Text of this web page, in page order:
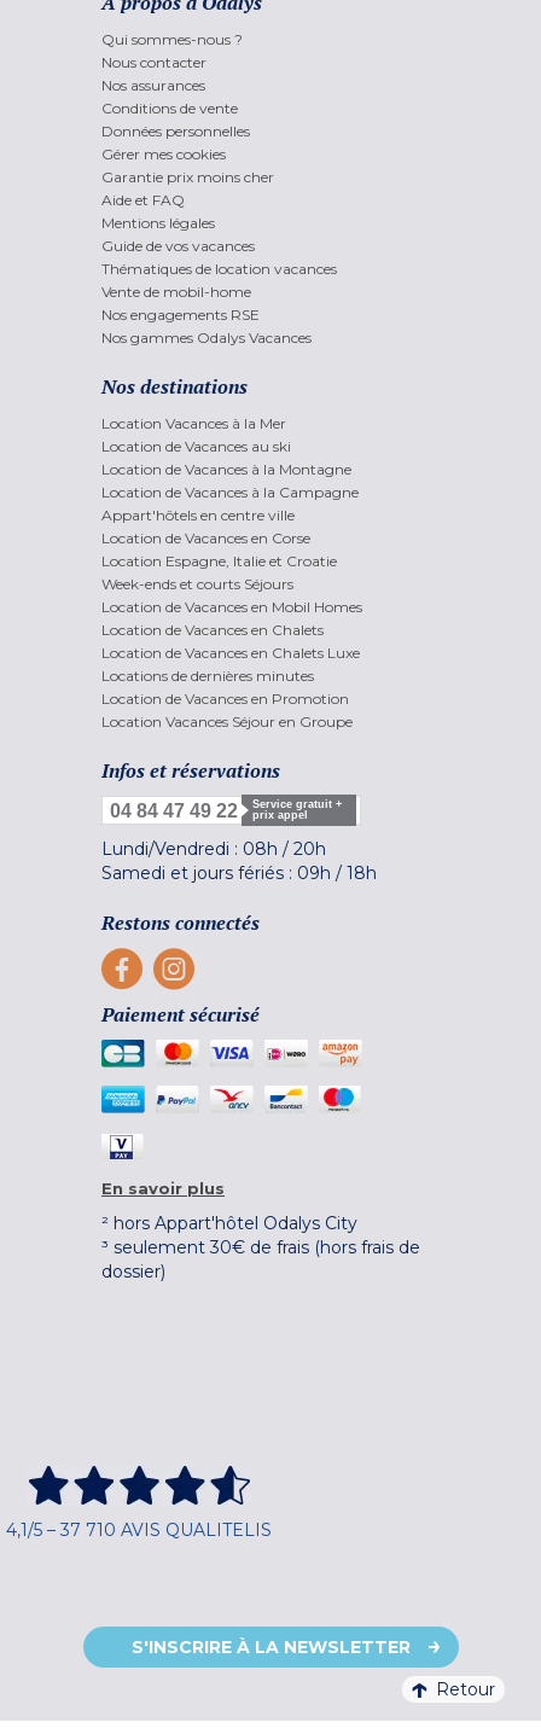
Qui sommes-nous ?
Nous contacter
Nos assurances
Conditions de vente
Données personnelles
Gérer mes cookies
Garantie prix moins cher
Aide et FAQ
Mentions légales
Guide de vos vacances
Thématiques de location vacances
Vente de mobil-home
Nos engagements RSE
Nos gammes Odalys Vacances
Nos destinations
Location Vacances à la Mer
Location de Vacances au ski
Location de Vacances à la Montagne
Location de Vacances à la Campagne
Appart'hôtels en centre ville
Location de Vacances en Corse
Location Espagne, Italie et Croatie
Week-ends et courts Séjours
Location de Vacances en Mobil Homes
Location de Vacances en Chalets
Location de Vacances en Chalets Luxe
Locations de dernières minutes
Location de Vacances en Promotion
Location Vacances Séjour en Groupe
Infos et réservations
04 84 47 49 22
Service gratuit +
prix appel
Lundi/Vendredi : 08h / 20h
Samedi et jours fériés : 09h / 18h
Restons connectés
Paiement sécurisé
En savoir plus
² hors Appart'hôtel Odalys City
³ seulement 30€ de frais (hors frais de
dossier)
4,1/5 – 37 710 AVIS QUALITELIS
S'INSCRIRE À LA NEWSLETTER
Retour